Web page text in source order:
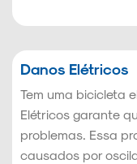
Danos Elétricos
Tem uma bicicleta
Elétricos garante
problemas. Essa
causados por